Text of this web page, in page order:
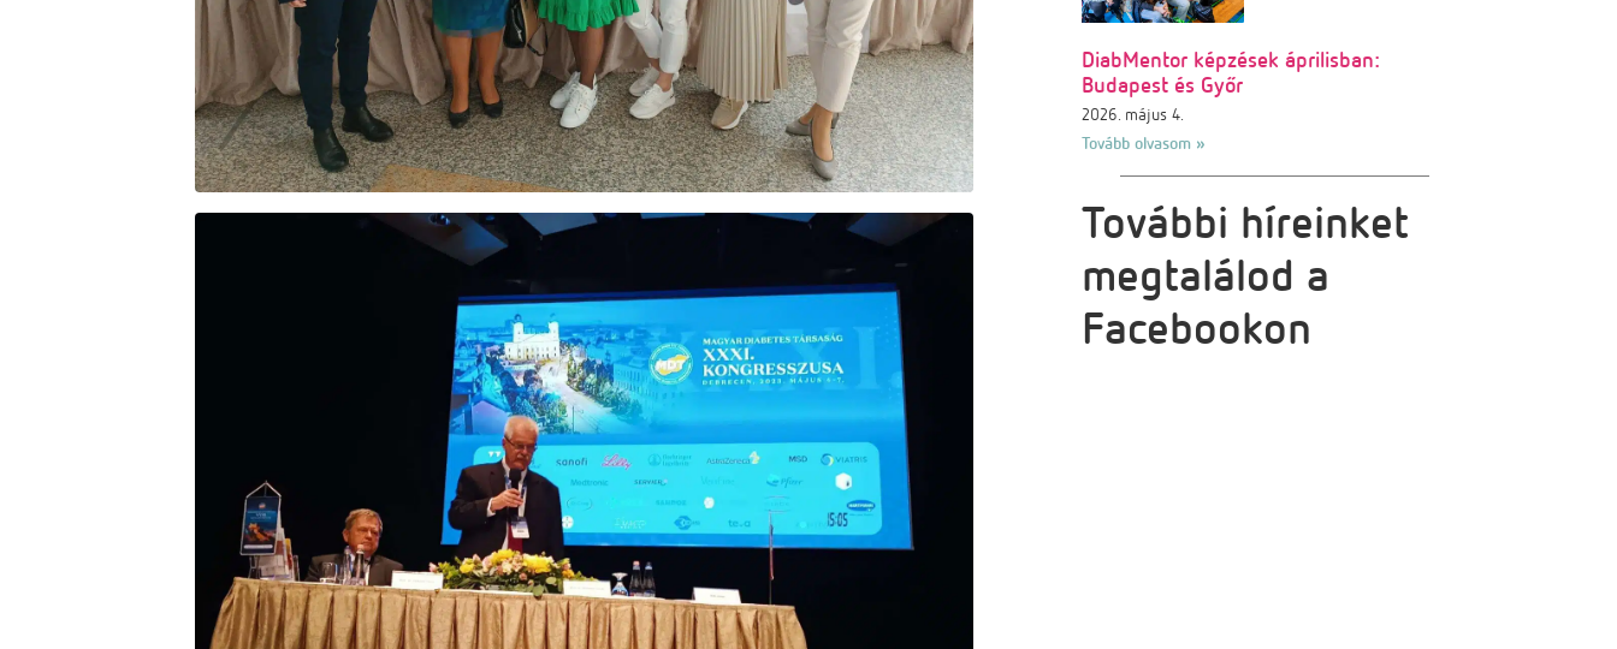
DiabMentor képzések áprilisban:
Budapest és Győr
2026. május 4.
Tovább olvasom »
További híreinket
megtalálod a
Facebookon